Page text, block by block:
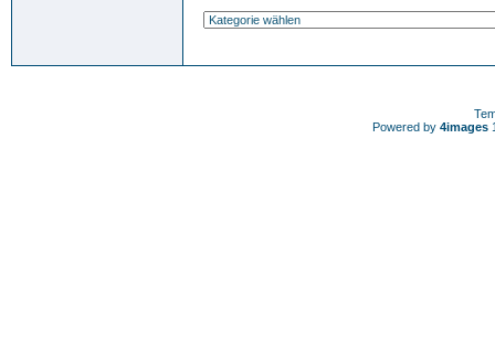
Powered by 4images